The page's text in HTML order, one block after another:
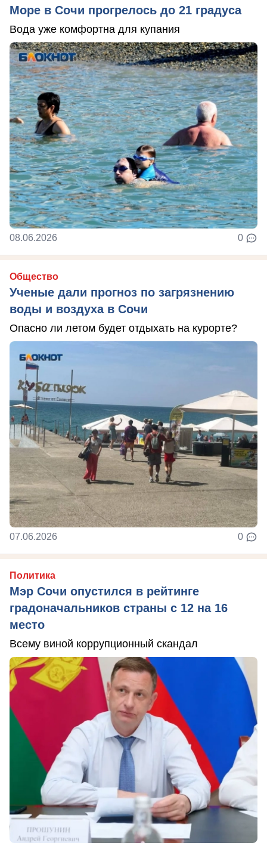
Море в Сочи прогрелось до 21 градуса
Вода уже комфортна для купания
08.06.2026 0
Общество
Ученые дали прогноз по загрязнению
воды и воздуха в Сочи
Опасно ли летом будет отдыхать на курорте?
07.06.2026 0
Политика
Мэр Сочи опустился в рейтинге
градоначальников страны с 12 на 16
место
Всему виной коррупционный скандал